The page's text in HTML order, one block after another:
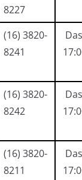
8227
(16) 3820-
8241
(16) 3820-
8242
(16) 3820-
8211